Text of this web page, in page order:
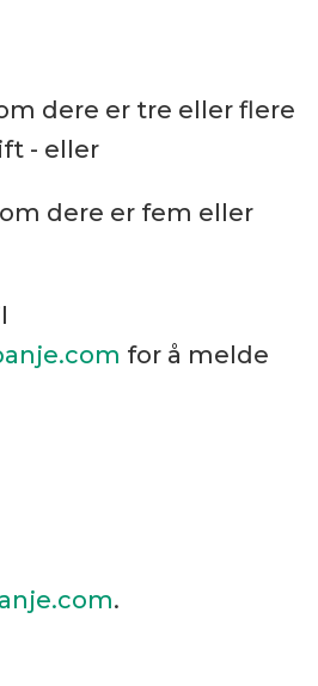
dere er tre eller flere
- eller
dere er fem eller
for å melde
.